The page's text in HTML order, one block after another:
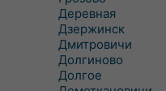
Деревная
Дзержинск
Дмитровичи
Долгиново
Долгое